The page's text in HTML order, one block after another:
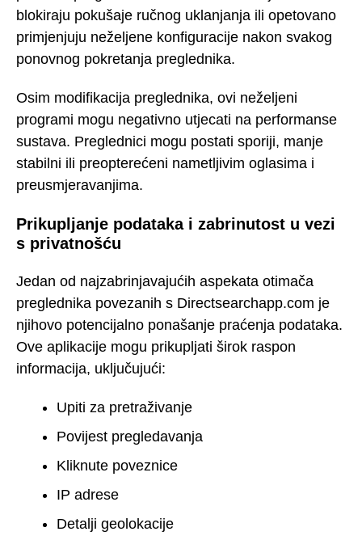
blokiraju pokušaje ručnog uklanjanja ili opetovano
primjenjuju neželjene konfiguracije nakon svakog
ponovnog pokretanja preglednika.
Osim modifikacija preglednika, ovi neželjeni
programi mogu negativno utjecati na performanse
sustava. Preglednici mogu postati sporiji, manje
stabilni ili preopterećeni nametljivim oglasima i
preusmjeravanjima.
Prikupljanje podataka i zabrinutost u vezi
s privatnošću
Jedan od najzabrinjavajućih aspekata otimača
preglednika povezanih s Directsearchapp.com je
njihovo potencijalno ponašanje praćenja podataka.
Ove aplikacije mogu prikupljati širok raspon
informacija, uključujući:
Upiti za pretraživanje
Povijest pregledavanja
Kliknute poveznice
IP adrese
Detalji geolokacije